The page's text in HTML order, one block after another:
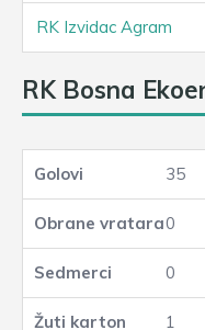
RK Izvidac Agram
RK Bosna
35
0
0
1